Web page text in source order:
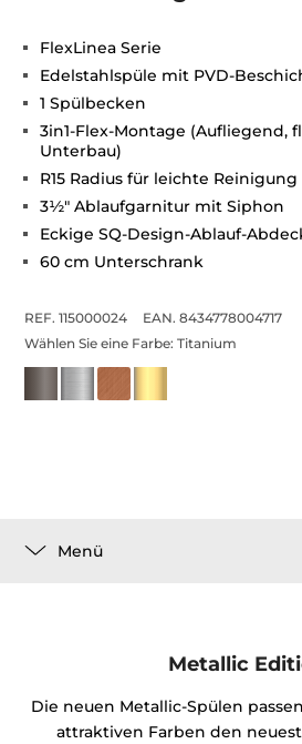
FlexLinea Serie
Edelstahlspüle mit PVD-
1 Spülbecken
3in1-Flex-Montage (Aufliegend,
Unterbau)
R15 Radius für leichte Reinigung
3½" Ablaufgarnitur mit Siphon
Eckige SQ-Design-Ablauf-
60 cm Unterschrank
REF. 115000024
EAN. 8434778004717
Wählen Sie eine Farbe:Titanium
Menü
Metallic
Die neuen Metallic-Spülen
attraktiven Farben den